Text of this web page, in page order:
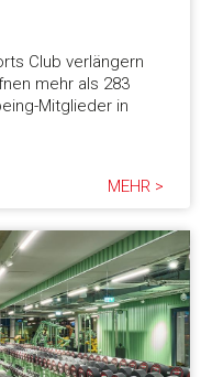
Club verlängern
mehr als 283
Mitglieder in
MEHR >